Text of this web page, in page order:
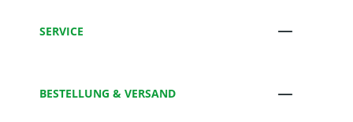
SERVICE
BESTELLUNG & VERSAND